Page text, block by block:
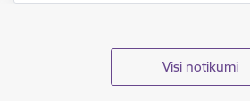
Visi notikumi